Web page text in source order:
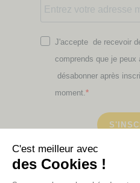
J'accepte de recevoir
comprends que je peux
désabonner après
moment.
Retrouvez ici toutes les